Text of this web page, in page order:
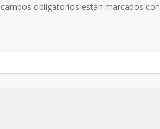
obligatorios están marcados con